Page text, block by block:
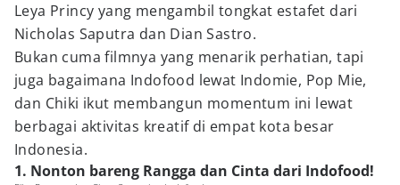
Leya Princy yang mengambil tongkat estafet dari
Nicholas Saputra dan Dian Sastro.
Bukan cuma filmnya yang menarik perhatian, tapi
juga bagaimana Indofood lewat Indomie, Pop Mie,
dan Chiki ikut membangun momentum ini lewat
berbagai aktivitas kreatif di empat kota besar
Indonesia.
1. Nonton bareng Rangga dan Cinta dari Indofood!